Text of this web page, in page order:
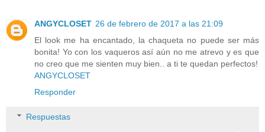
ANGYCLOSET 26 de febrero de 2017 a las 21:09
El look me ha encantado, la chaqueta no puede ser más
bonita! Yo con los vaqueros así aún no me atrevo y es que
no creo que me sienten muy bien.. a ti te quedan perfectos!
ANGYCLOSET
Responder
Respuestas